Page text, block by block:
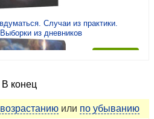
Труды
литературоведение
социология. Русские
оккультизм,
Случаи из практики.
из дневников
В конец
или по убыванию